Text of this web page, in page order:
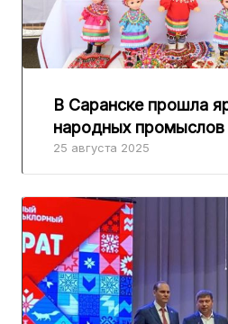
В Саранске прошла
народных
25 августа 2025